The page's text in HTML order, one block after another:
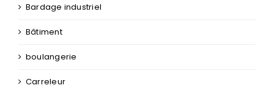
Bardage industriel
Bâtiment
boulangerie
Carreleur